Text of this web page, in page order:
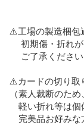
⚠️工場の製造梱包
初期傷・折れが
ご了承ください
⚠️カードの切り取
（素人裁断のため
軽い折れ等は個
完美品お好みな